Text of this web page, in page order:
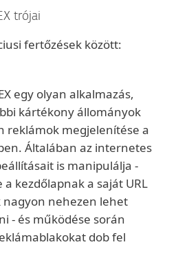
trójai
fertőzések között:
egy olyan alkalmazás,
kártékony állományok
reklámok megjelenítése a
Általában az internetes
is manipulálja -
kezdőlapnak a saját URL
nagyon nehezen lehet
- és működése során
dob fel